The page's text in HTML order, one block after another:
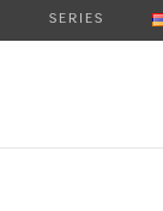
SERIES